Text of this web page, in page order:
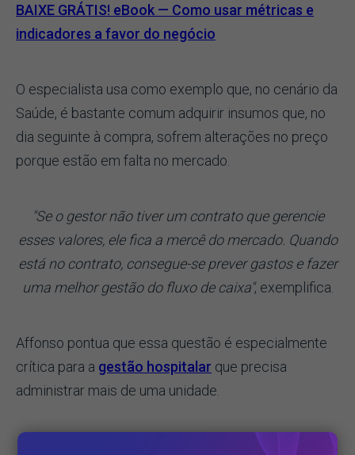
BAIXE GRÁTIS! eBook — Como usar métricas e
indicadores a favor do negócio
O especialista usa como exemplo que, no cenário da
Saúde, é bastante comum adquirir insumos que, no
dia seguinte à compra, sofrem alterações no preço
porque estão em falta no mercado.
"Se o gestor não tiver um contrato que gerencie
esses valores, ele fica a mercê do mercado. Quando
está no contrato, consegue-se prever gastos e fazer
uma melhor gestão do fluxo de caixa", exemplifica.
Affonso pontua que essa questão é especialmente
crítica para a gestão hospitalar que precisa
administrar mais de uma unidade.
"Quando você centraliza a gestão de contratos